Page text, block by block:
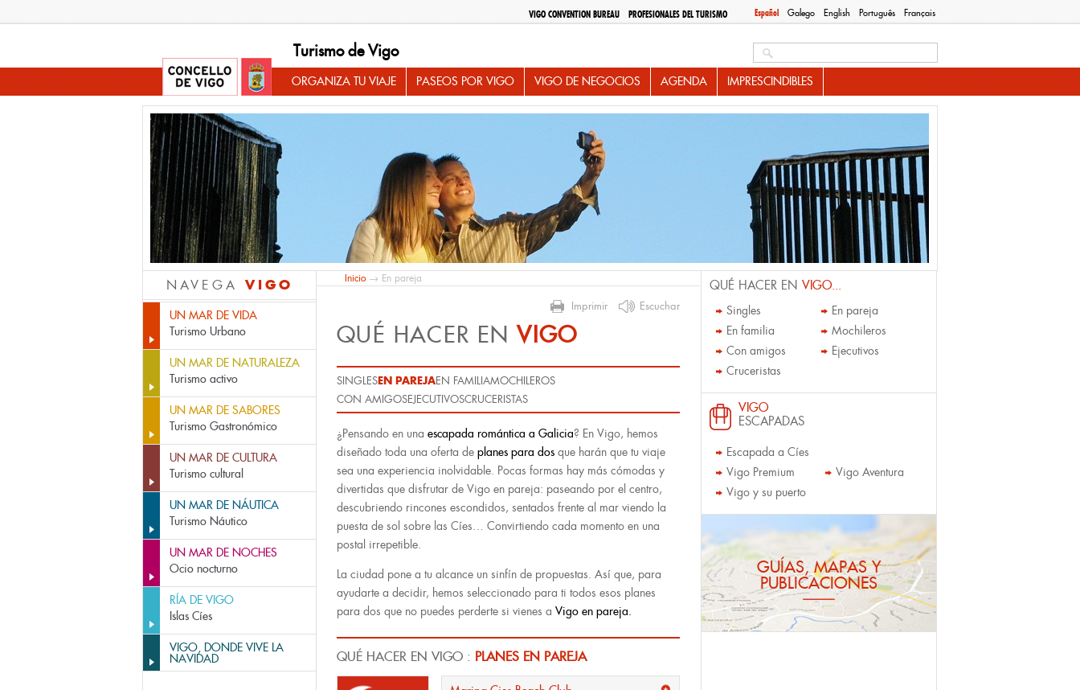
Español Galego English Português Français
VIGO CONVENTION BUREAU PROFESIONALES DEL TURISMO
Turismo de Vigo
ORGANIZA TU VIAJE PASEOS POR VIGO VIGO DE NEGOCIOS AGENDA IMPRESCINDIBLES
NAVEGA VIGO
UN MAR DE VIDA
Turismo Urbano
UN MAR DE NATURALEZA
Turismo activo
UN MAR DE SABORES
Turismo Gastronómico
UN MAR DE CULTURA
Turismo cultural
UN MAR DE NÁUTICA
Turismo Náutico
UN MAR DE NOCHES
Ocio nocturno
RÍA DE VIGO
Islas Cíes
VIGO, DONDE VIVE LA
NAVIDAD
Inicio→ En pareja
Imprimir Escuchar
QUÉ HACER ENVIGO
SINGLESEN PAREJAEN FAMILIAMOCHILEROS
CON AMIGOSEJECUTIVOSCRUCERISTAS
¿Pensando en una escapada romántica a Galicia? En Vigo, hemos
diseñado toda una oferta de planes para dos que harán que tu viaje
sea una experiencia inolvidable. Pocas formas hay más cómodas y
divertidas que disfrutar de Vigo en pareja: paseando por el centro,
descubriendo rincones escondidos, sentados frente al mar viendo la
puesta de sol sobre las Cíes… Convirtiendo cada momento en una
postal irrepetible.
La ciudad pone a tu alcance un sinfín de propuestas. Así que, para
ayudarte a decidir, hemos seleccionado para ti todos esos planes
para dos que no puedes perderte si vienes a Vigo en pareja.
QUÉ HACER EN VIGO : PLANES EN PAREJA
QUÉ HACER EN VIGO...
Singles
En pareja
En familia
Mochileros
Con amigos
Ejecutivos
Cruceristas
VIGO
ESCAPADAS
Escapada a Cíes
Vigo Premium
Vigo Aventura
Vigo y su puerto
GUÍAS, MAPAS Y
PUBLICACIONES